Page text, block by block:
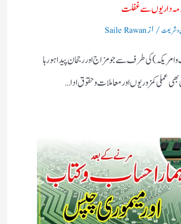
ذمہ داریوں سے غفلت
و شریعت/ ازSaile Rawan
طرف سے جو مزاج اور رجحان پیدا ہورہا
عملی کمزوریوں اور معاملات و حقوق ادا…